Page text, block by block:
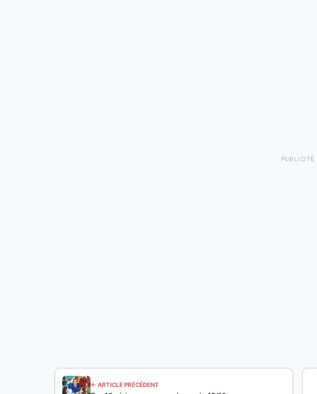
PUBLICITÉ
← ARTICLE PRÉCÉDENT